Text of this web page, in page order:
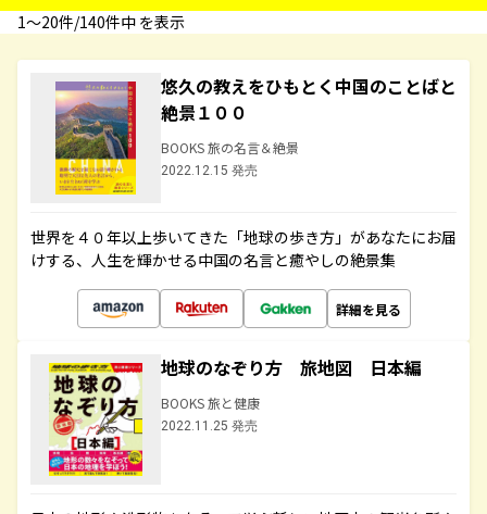
1〜20件/140件中 を表示
悠久の教えをひもとく中国のことばと
絶景１００
BOOKS 旅の名言＆絶景
2022.12.15 発売
世界を４０年以上歩いてきた「地球の歩き方」があなたにお届
けする、人生を輝かせる中国の名言と癒やしの絶景集
詳細を見る
地球のなぞり方 旅地図 日本編
BOOKS 旅と健康
2022.11.25 発売